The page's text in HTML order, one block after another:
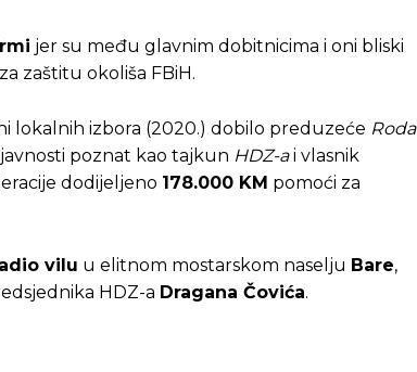
jer su među glavnim dobitnicima i oni bliski
zaštitu okoliša FBiH.
lokalnih izbora (2020.) dobilo preduzeće Roda
poznat kao tajkun HDZ-ai vlasnik
dodijeljeno 178.000 KM pomoći za
vilu u elitnom mostarskom naselju Bare,
HDZ-a Dragana Čovića.